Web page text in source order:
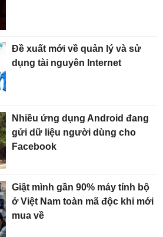
Đề xuất mới về quản lý và sử
dụng tài nguyên Internet
Nhiều ứng dụng Android đang
gửi dữ liệu người dùng cho
Facebook
Giật mình gần 90% máy tính bộ
ở Việt Nam toàn mã độc khi mới
mua về